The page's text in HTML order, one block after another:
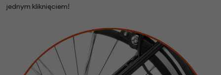
jednym kliknięciem!